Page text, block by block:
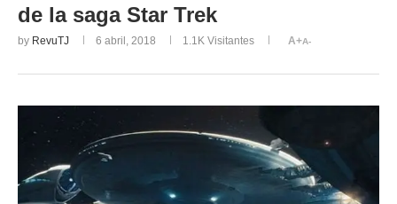
de la saga Star Trek
by RevuTJ 6 abril, 2018 1.1K Visitantes A+A-